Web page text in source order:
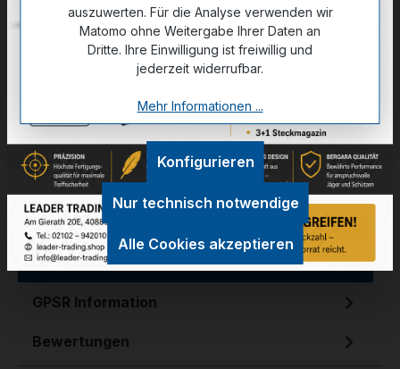
.300 PRC 6,5 PRC
7 PRC
6,5 Creedm.
7 Rem. Mag.
.30-06 Sprgf.
.270 Win.
.308 Win.
Zum Merkzettel hinzufügen
Technische Daten
GPSR Information
Bewertungen
auszuwerten. Für die Analyse verwenden wir
Matomo ohne Weitergabe Ihrer Daten an
Dritte. Ihre Einwilligung ist freiwillig und
jederzeit widerrufbar.
Mehr Informationen ...
Nur technisch notwendige
Konfigurieren
Alle Cookies akzeptieren